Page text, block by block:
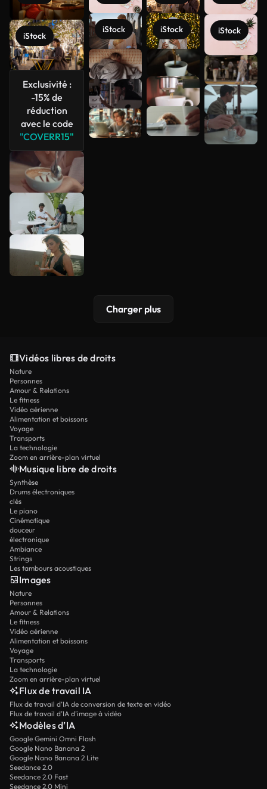
iStock
Exclusivité :
-15% de
réduction
avec le code
"COVERR15"
iStock iStock iStock
Voir plus
Charger plus
Vidéos libres de droits
Nature
Personnes
Amour & Relations
Le fitness
Vidéo aérienne
Alimentation et boissons
Voyage
Transports
La technologie
Zoom en arrière-plan virtuel
Musique libre de droits
Synthèse
Drums électroniques
clés
Le piano
Cinématique
douceur
électronique
Ambiance
Strings
Les tambours acoustiques
Images
Nature
Personnes
Amour & Relations
Le fitness
Vidéo aérienne
Alimentation et boissons
Voyage
Transports
La technologie
Zoom en arrière-plan virtuel
Flux de travail IA
Flux de travail d’IA de conversion de texte en vidéo
Flux de travail d’IA d’image à vidéo
Modèles d’IA
Google Gemini Omni Flash
Google Nano Banana 2
Google Nano Banana 2 Lite
Seedance 2.0
Seedance 2.0 Fast
Seedance 2.0 Mini